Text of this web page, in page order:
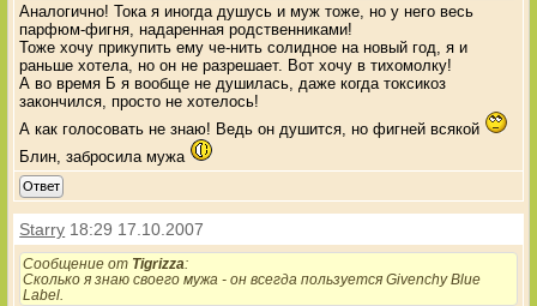
Аналогично! Тока я иногда душусь и муж тоже, но у него весь
парфюм-фигня, надаренная родственниками!
Тоже хочу прикупить ему че-нить солидное на новый год, я и
раньше хотела, но он не разрешает. Вот хочу в тихомолку!
А во время Б я вообще не душилась, даже когда токсикоз
закончился, просто не хотелось!
А как голосовать не знаю! Ведь он душится, но фигней всякой
Блин, забросила мужа
Ответ
Starry 18:29 17.10.2007
Сообщение от Tigrizza:
Сколько я знаю своего мужа - он всегда пользуется Givenchy Blue
Label.